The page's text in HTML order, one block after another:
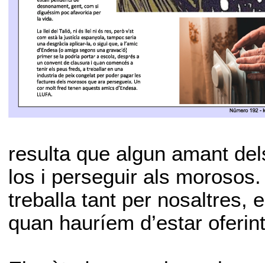
resulta que algun amant
los i perseguir als
treballa tant per nosaltres,
quan hauríem d’estar